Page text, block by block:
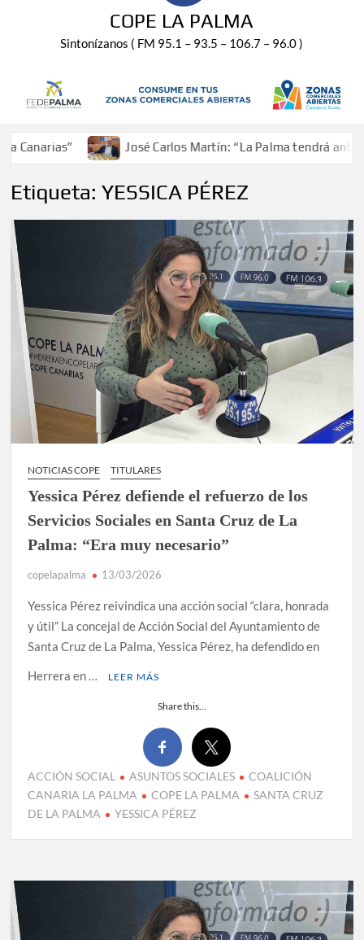
COPE LA PALMA
Sintonízanos ( FM 95.1 – 93.5 – 106.7 – 96.0 )
José Carlos Martín: “La Palma tendrá antes de
Etiqueta:YESSICA PÉREZ
NOTICIAS COPE TITULARES
Yessica Pérez defiende el refuerzo de los
Servicios Sociales en Santa Cruz de La
Palma: “Era muy necesario”
copelapalma 13/03/2026
Yessica Pérez reivindica una acción social “clara, honrada
y útil” La concejal de Acción Social del Ayuntamiento de
Santa Cruz de La Palma, Yessica Pérez, ha defendido en
Herrera en …
LEER MÁS
Share this...
ACCIÓN SOCIAL ASUNTOS SOCIALES
COALICIÓN
CANARIA LA PALMA
COPE LA PALMA
SANTA CRUZ
DE LA PALMA
YESSICA PÉREZ